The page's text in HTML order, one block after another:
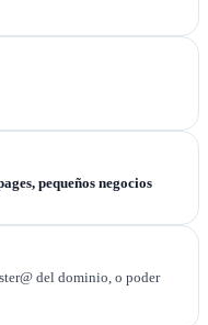
pequeños negocios
del dominio, o poder